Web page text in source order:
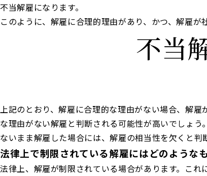
不当解雇になります。
このように、解雇に合理的理由があり、かつ、解雇
不当
上記のとおり、解雇に合理的な理由がない場合、解
な理由がない解雇と判断される可能性が高いでしょ
ないまま解雇した場合には、解雇の相当性を欠くと判
法律上で制限されている解雇にはどのような
法律上、解雇が制限されている場合があります。これ